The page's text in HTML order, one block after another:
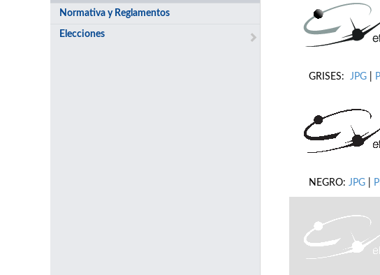
Normativa y Reglamentos
Elecciones
GRISES: JPG
NEGRO: JPG